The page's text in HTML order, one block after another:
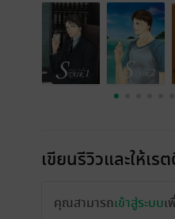
เขียนรีวิวและให้เร
คุณสามารถเข้าสู่ระบบเ